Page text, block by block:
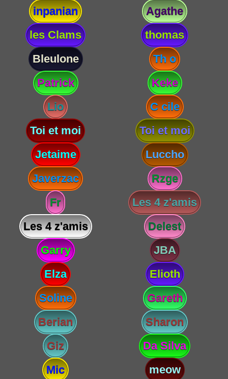
inpanian
Agathe
les Clams
thomas
Bleulone
Th o
Patrick
Keke
Lio
C cile
Toi et moi
Toi et moi
Jetaime
Luccho
Javerzac
Rzge
Fr
Les 4 z'amis
Les 4 z'amis
Delest
Garry
JBA
Elza
Elioth
Soline
Gareth
Berian
Sharon
Giz
Da Silva
Mic
meow